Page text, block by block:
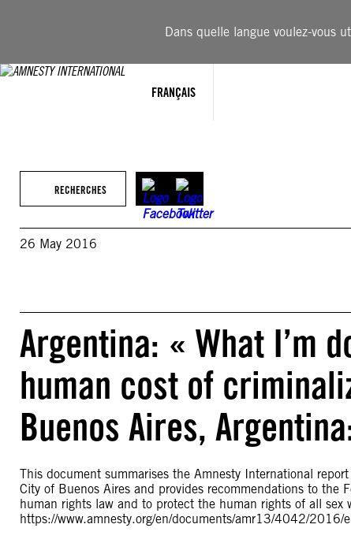
Dans quelle langue voulez-vous
FRANÇAIS
RECHERCHES
26 May 2016
Argentina: « What I’m
human cost of
Buenos Aires,
This document summarises the Amnesty International
City of Buenos Aires and provides recommendations to
human rights law and to protect the human rights of all sex
https://www.amnesty.org/en/documents/amr13/4042/2016/